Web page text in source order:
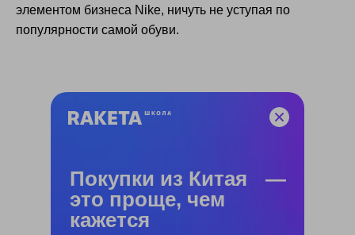
элементом бизнеса Nike, ничуть не уступая по
популярности самой обуви.
Покупки из Китая —
это проще, чем
кажется